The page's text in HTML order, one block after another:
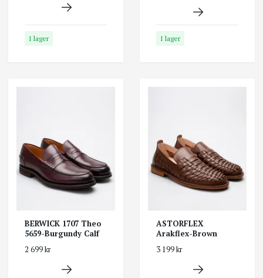
I lager I lager
BERWICK 1707 Theo
5659-Burgundy Calf
2 699 kr
ASTORFLEX
Arakflex-Brown
3 199 kr